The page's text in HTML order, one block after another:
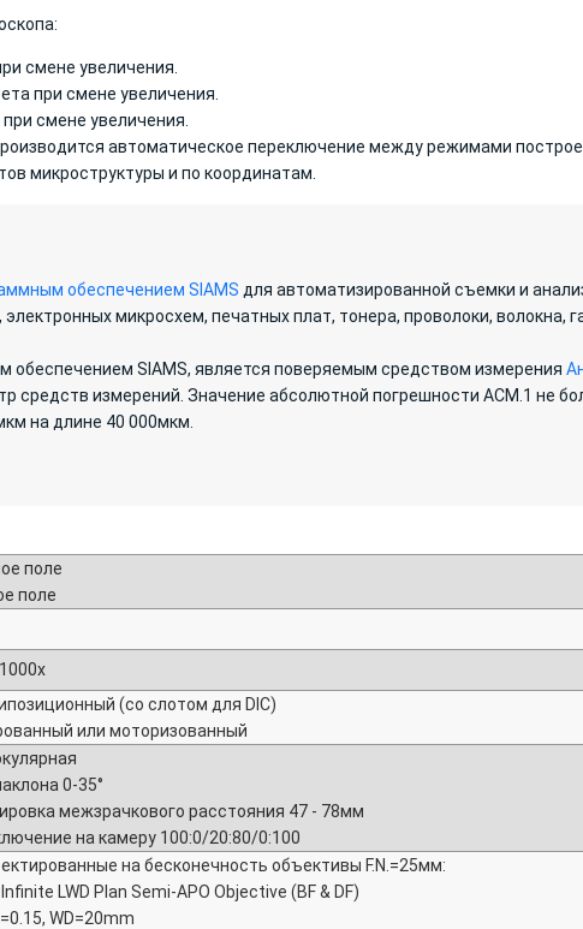
смене увеличения.
при смене увеличения.
смене увеличения.
автоматическое переключение между режимами
микроструктуры и по координатам.
обеспечением SIAMS для автоматизированной съемки и
микросхем, печатных плат, тонера, проволоки, волокна,
SIAMS, является поверяемым средством измерения
средств измерений. Значение абсолютной погрешности АСМ.1 не
на длине 40 000мкм.
поле
поле
(со слотом для DIC)
или моторизованный
0-35°
межзрачкового расстояния 47 - 78мм
на камеру 100:0/20:80/0:100
на бесконечность объективы F.N.=25мм:
Infinite LWD Plan Semi-APO Objective (BF & DF)
WD=20mm